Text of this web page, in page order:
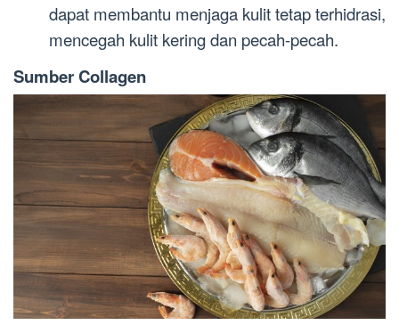
dapat membantu menjaga kulit tetap terhidrasi,
mencegah kulit kering dan pecah-pecah.
Sumber Collagen